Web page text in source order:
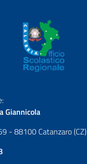
Giannicola
- 88100 Catanzaro (CZ)